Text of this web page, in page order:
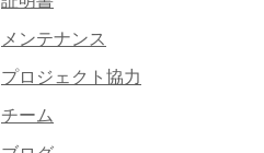
メンテナンス
プロジェクト協力
チーム